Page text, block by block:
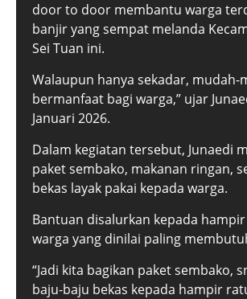
door to door membantu warga
banjir yang sempat melanda
Sei Tuan ini.
Walaupun hanya sekadar, mudah-
bermanfaat bagi warga,” ujar
Januari 2026.
Dalam kegiatan tersebut, Junaedi
paket sembako, makanan ringan,
bekas layak pakai kepada warga.
Bantuan disalurkan kepada
warga yang dinilai paling
“Jadi kita bagikan paket sembako,
baju-baju bekas kepada hampir